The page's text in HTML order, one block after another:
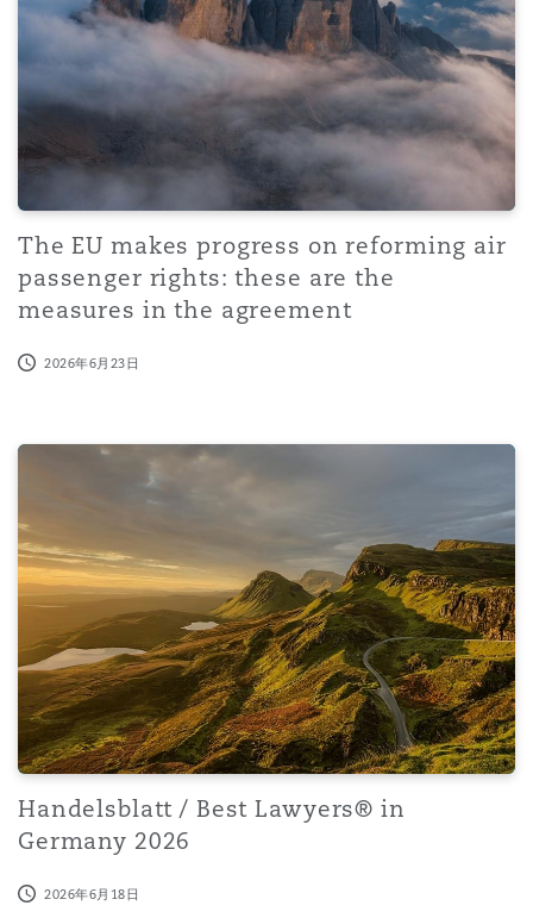
Property
Reinsurance
Specialty
尼克斯
藩市
伦多
哥华
盛顿
德里
彻斯特，新贝利广场2号
兰
尼克
卡斯尔
黎
安普顿
沙
The EU makes progress on reforming air
passenger rights: these are the
measures in the agreement
2026年6月23日
Handelsblatt / Best Lawyers® in Germany 2026
Handelsblatt / Best Lawyers® in
Germany 2026
2026年6月18日